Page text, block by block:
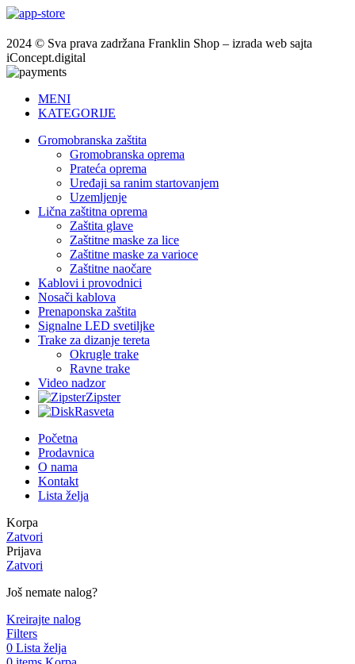
2024 © Sva prava zadržana Franklin Shop – izrada web sajta
iConcept.digital
MENI
KATEGORIJE
Gromobranska zaštita
Gromobranska oprema
Prateća oprema
Uređaji sa ranim startovanjem
Uzemljenje
Lična zaštitna oprema
Zaštita glave
Zaštitne maske za lice
Zaštitne maske za varioce
Zaštitne naočare
Kablovi i provodnici
Nosači kablova
Prenaponska zaštita
Signalne LED svetiljke
Trake za dizanje tereta
Okrugle trake
Ravne trake
Video nadzor
Zipster
Rasveta
Početna
Prodavnica
O nama
Kontakt
Lista želja
Korpa
Zatvori
Prijava
Zatvori
Još nemate nalog?
Kreirajte nalog
Filters
0 Lista želja